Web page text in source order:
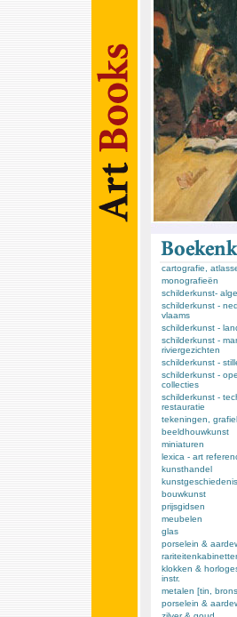
cartografie,
monografieën
schilderkunst-
schilderkunst -
vlaams
schilderkunst -
schilderkunst -
riviergezichten
schilderkunst -
schilderkunst -
collecties
schilderkunst -
restauratie
tekeningen,
beeldhouwkunst
miniaturen
lexica - art
kunsthandel
kunstgeschiedenis
bouwkunst
prijsgidsen
meubelen
glas
porselein &
klokken &
instr.
metalen [tin,
porselein &